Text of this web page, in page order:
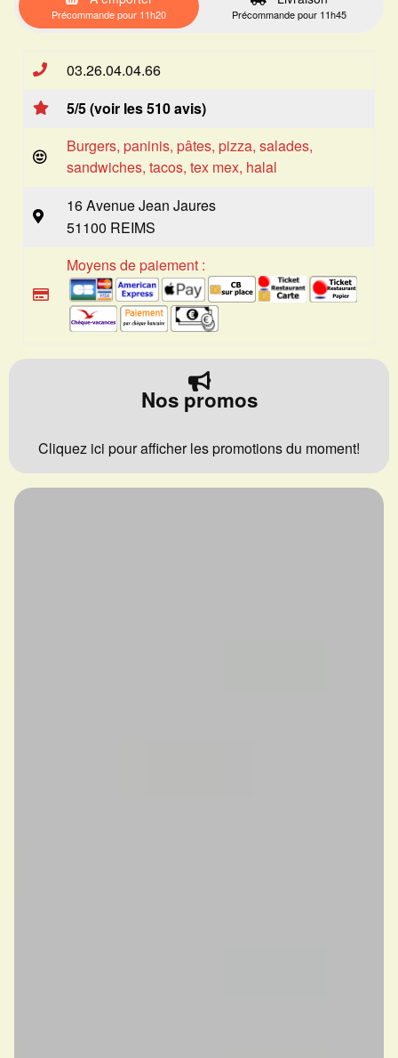
Précommande pour 11h20 Précommande pour 11h45
03.26.04.04.66
5/5 (voir les 510 avis)
Burgers, paninis, pâtes, pizza, salades,
sandwiches, tacos, tex mex, halal
16 Avenue Jean Jaures
51100 REIMS
Moyens de paiement :
Nos promos
Cliquez ici pour afficher les promotions du moment!